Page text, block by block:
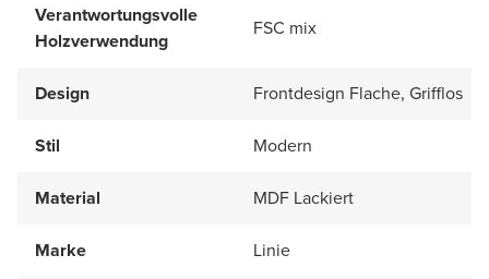
Verantwortungsvolle
Holzverwendung
FSC mix
Design Frontdesign Flache, Grifflos
Stil Modern
Material MDF Lackiert
Marke Linie